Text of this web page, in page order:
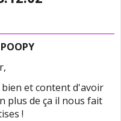
et content d'avoir
plus de ça il nous fait
!